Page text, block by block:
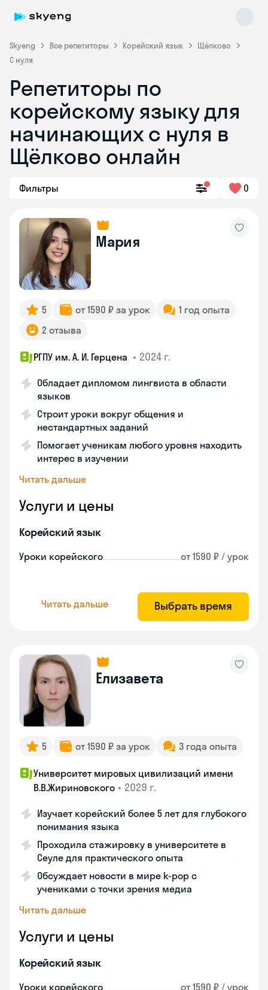
Skyeng Все репетиторы Корейский язык
Щёлково
С нуля
Репетиторы по
корейскому языку для
начинающих с нуля в
Щёлково онлайн
Фильтры 0
Мария
5 от 1590 ₽ за урок
1 год опыта
2 отзыва
РГПУ им. А. И. Герцена • 2024 г.
Обладает дипломом лингвиста в области
языков
Строит уроки вокруг общения и
нестандартных заданий
Помогает ученикам любого уровня находить
интерес в изучении
Читать дальше
Услуги и цены
Корейский язык
Уроки корейского от 1590 ₽ / урок
Читать дальше Выбрать время
Елизавета
5 от 1590 ₽ за урок 3 года опыта
Университет мировых цивилизаций имени
В.В.Жириновского • 2029 г.
Изучает корейский более 5 лет для глубокого
понимания языка
Проходила стажировку в университете в
Сеуле для практического опыта
Обсуждает новости в мире k-pop с
учениками с точки зрения медиа
Читать дальше
Услуги и цены
Корейский язык
Уроки корейского от 1590 ₽ / урок
Skyeng Chat
online